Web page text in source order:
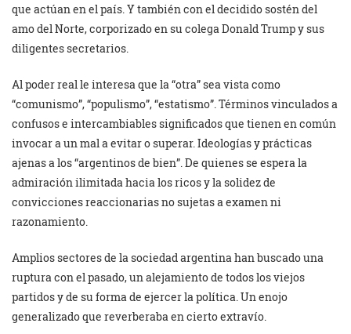
que actúan en el país. Y también con el decidido sostén del
amo del Norte, corporizado en su colega Donald Trump y sus
diligentes secretarios.
Al poder real le interesa que la “otra” sea vista como
“comunismo”, “populismo”, “estatismo”. Términos vinculados a
confusos e intercambiables significados que tienen en común
invocar a un mal a evitar o superar. Ideologías y prácticas
ajenas a los “argentinos de bien”. De quienes se espera la
admiración ilimitada hacia los ricos y la solidez de
convicciones reaccionarias no sujetas a examen ni
razonamiento.
Amplios sectores de la sociedad argentina han buscado una
ruptura con el pasado, un alejamiento de todos los viejos
partidos y de su forma de ejercer la política. Un enojo
generalizado que reverberaba en cierto extravío.